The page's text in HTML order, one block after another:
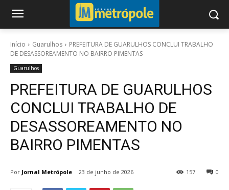
Início Guarulhos
PREFEITURA DE GUARULHOS CONCLUI TRABALHO
DE DESASSOREAMENTO NO BAIRRO PIMENTAS
Guarulhos
PREFEITURA DE GUARULHOS
CONCLUI TRABALHO DE
DESASSOREAMENTO NO
BAIRRO PIMENTAS
Por Jornal Metrópole 23 de junho de 2026 0
157